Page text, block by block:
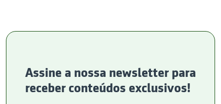
Assine a nossa newsletter para
receber conteúdos exclusivos!